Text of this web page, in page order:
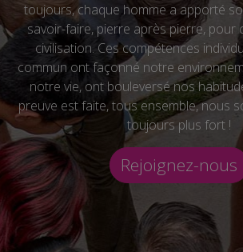
toujours, chaque homme a apporté
savoir-faire, pierre après pierre, pour
civilisation. Ces compétences
commun ont façonné notre
notre vie, ont bouleversé nos
preuve est faite, tous ensemble, nous
toujours plus fort !
Rejoignez-nous